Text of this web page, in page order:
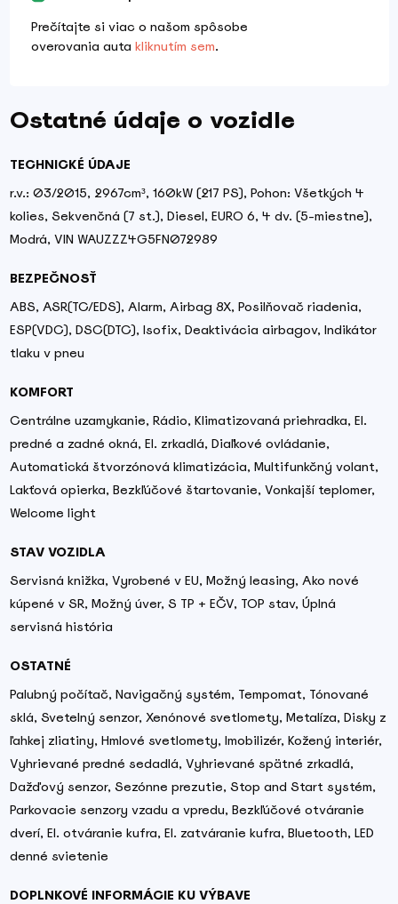
Prečítajte si viac o našom spôsobe
overovania auta kliknutím sem.
Ostatné údaje o vozidle
TECHNICKÉ ÚDAJE
r.v.: 03/2015, 2967cm³, 160kW (217 PS), Pohon: Všetkých 4
kolies, Sekvenčná (7 st.), Diesel, EURO 6, 4 dv. (5-miestne),
Modrá, VIN WAUZZZ4G5FN072989
BEZPEČNOSŤ
ABS, ASR(TC/EDS), Alarm, Airbag 8X, Posilňovač riadenia,
ESP(VDC), DSC(DTC), Isofix, Deaktivácia airbagov, Indikátor
tlaku v pneu
KOMFORT
Centrálne uzamykanie, Rádio, Klimatizovaná priehradka, El.
predné a zadné okná, El. zrkadlá, Diaľkové ovládanie,
Automatická štvorzónová klimatizácia, Multifunkčný volant,
Lakťová opierka, Bezkľúčové štartovanie, Vonkajší teplomer,
Welcome light
STAV VOZIDLA
Servisná knižka, Vyrobené v EU, Možný leasing, Ako nové
kúpené v SR, Možný úver, S TP + EČV, TOP stav, Úplná
servisná história
OSTATNÉ
Palubný počítač, Navigačný systém, Tempomat, Tónované
sklá, Svetelný senzor, Xenónové svetlomety, Metalíza, Disky z
ľahkej zliatiny, Hmlové svetlomety, Imobilizér, Kožený interiér,
Vyhrievané predné sedadlá, Vyhrievané spätné zrkadlá,
Dažďový senzor, Sezónne prezutie, Stop and Start systém,
Parkovacie senzory vzadu a vpredu, Bezkľúčové otváranie
dverí, El. otváranie kufra, El. zatváranie kufra, Bluetooth, LED
denné svietenie
DOPLNKOVÉ INFORMÁCIE KU VÝBAVE